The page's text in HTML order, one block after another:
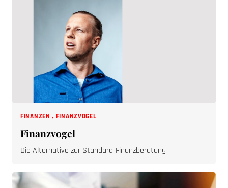
FINANZEN,FINANZVOGEL
Finanzvogel
Die Alternative zur Standard-Finanzberatung